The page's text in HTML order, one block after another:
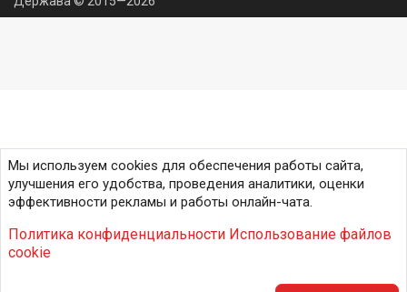
Мы используем cookies для обеспечения работы сайта,
улучшения его удобства, проведения аналитики, оценки
эффективности рекламы и работы онлайн-чата.
Политика конфиденциальности Использование файлов
cookie